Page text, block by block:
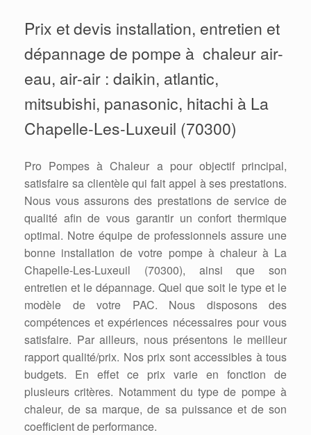
Prix et devis installation, entretien et
dépannage de pompe à chaleur air-
eau, air-air : daikin, atlantic,
mitsubishi, panasonic, hitachi à La
Chapelle-Les-Luxeuil (70300)
Pro Pompes à Chaleur a pour objectif principal,
satisfaire sa clientèle qui fait appel à ses prestations.
Nous vous assurons des prestations de service de
qualité afin de vous garantir un confort thermique
optimal. Notre équipe de professionnels assure une
bonne installation de votre pompe à chaleur à La
Chapelle-Les-Luxeuil (70300), ainsi que son
entretien et le dépannage. Quel que soit le type et le
modèle de votre PAC. Nous disposons des
compétences et expériences nécessaires pour vous
satisfaire. Par ailleurs, nous présentons le meilleur
rapport qualité/prix. Nos prix sont accessibles à tous
budgets. En effet ce prix varie en fonction de
plusieurs critères. Notamment du type de pompe à
chaleur, de sa marque, de sa puissance et de son
coefficient de performance.